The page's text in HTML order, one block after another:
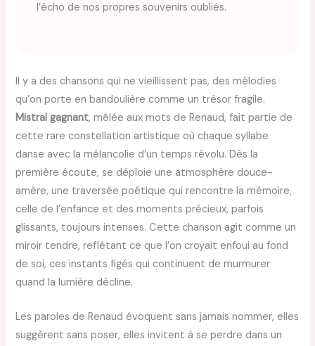
l’écho de nos propres souvenirs oubliés.
Il y a des chansons qui ne vieillissent pas, des mélodies
qu’on porte en bandoulière comme un trésor fragile.
Mistral gagnant, mêlée aux mots de Renaud, fait partie de
cette rare constellation artistique où chaque syllabe
danse avec la mélancolie d’un temps révolu. Dès la
première écoute, se déploie une atmosphère douce-
amère, une traversée poétique qui rencontre la mémoire,
celle de l’enfance et des moments précieux, parfois
glissants, toujours intenses. Cette chanson agit comme un
miroir tendre, reflétant ce que l’on croyait enfoui au fond
de soi, ces instants figés qui continuent de murmurer
quand la lumière décline.
Les paroles de Renaud évoquent sans jamais nommer, elles
suggèrent sans poser, elles invitent à se perdre dans un